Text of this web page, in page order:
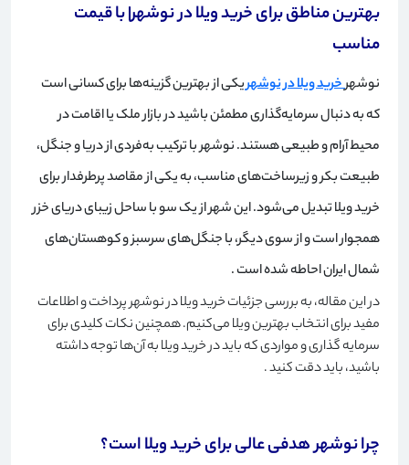
بهترین مناطق برای خرید ویلا در نوشهر| با قیمت
مناسب
نوشهرخرید ویلا در نوشهریکی از بهترین گزینه‌ها برای کسانی است
که به دنبال سرمایه‌گذاری مطمئن باشید در بازار ملک یا اقامت در
محیط آرام و طبیعی هستند. نوشهر با ترکیب به‌فردی از دریا و جنگل،
طبیعت بکر و زیرساخت‌های مناسب، به یکی از مقاصد پرطرفدار برای
خرید ویلا تبدیل می‌شود. این شهر از یک سو با ساحل زیبای دریای خزر
همجوار است و از سوی دیگر، با جنگل‌های سرسبز و کوهستان‌های
شمال ایران احاطه شده است.
در این مقاله، به بررسی جزئیات خرید ویلا در نوشهر پرداخت و اطلاعات
مفید برای انتخاب بهترین ویلا می‌کنیم. همچنین نکات کلیدی برای
سرمایه گذاری و مواردی که باید در خرید ویلا به آن‌ها توجه داشته
باشید، باید دقت کنید.
چرا نوشهر هدفی عالی برای خرید ویلا است؟